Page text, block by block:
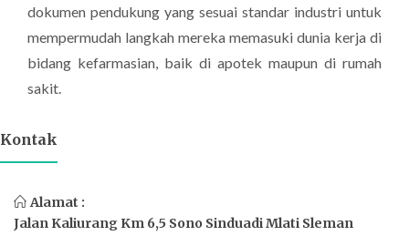
dokumen pendukung yang sesuai standar industri untuk
mempermudah langkah mereka memasuki dunia kerja di
bidang kefarmasian, baik di apotek maupun di rumah
sakit.
Kontak
Alamat :
Jalan Kaliurang Km 6,5 Sono Sinduadi Mlati Sleman